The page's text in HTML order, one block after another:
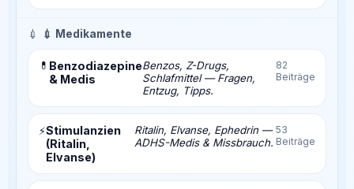
💉 💉 Medikamente
💊 Benzodiazepine
& Medis
Benzos, Z-Drugs,
Schlafmittel — Fragen,
Entzug, Tipps.
82
Beiträge
⚡Stimulanzien
(Ritalin,
Elvanse)
Ritalin, Elvanse, Ephedrin —
ADHS-Medis & Missbrauch.
53
Beiträge